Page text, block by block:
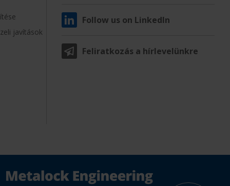
javítások
Follow us on LinkedIn
Feliratkozás a hírlevelünkre